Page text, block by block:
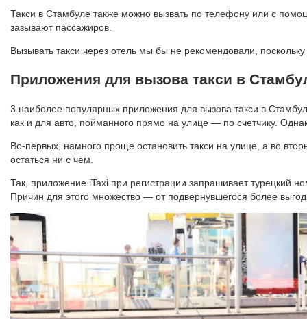
Такси в Стамбуле также можно вызвать по телефону или с
зазывают пассажиров.
Вызывать такси через отель мы бы не рекомендовали,
Приложения для вызова такси в
3 наиболее популярных приложения для вызова такси в
как и для авто, пойманного прямо на улице — по счетчику.
Во-первых, намного проще остановить такси на улице, а во
остаться ни с чем.
Так, приложение iTaxi при регистрации запрашивает турецкий
Причин для этого множество — от подвернувшегося более